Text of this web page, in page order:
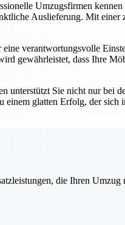
Umzugsfirmen kennen
Auslieferung. Mit einer
verantwortungsvolle
gewährleistet, dass Ihre
unterstützt Sie nicht nur bei
glatten Erfolg, der sich
die Ihren Umzug